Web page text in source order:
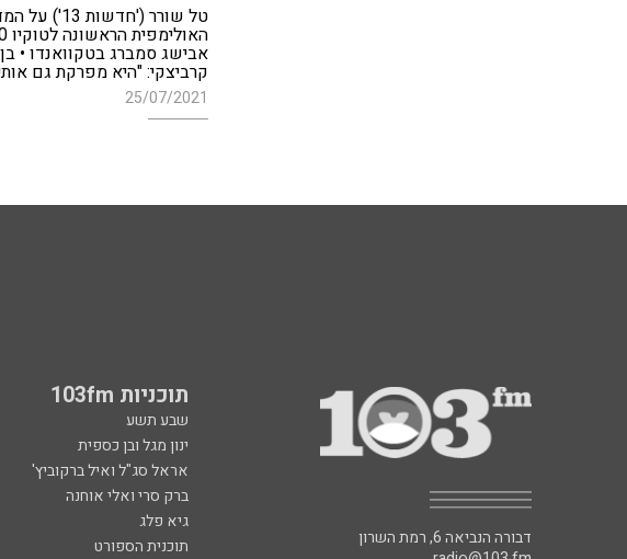
טל שורר ('חדשות
אבישג סמברג בטקוואנדו •
קרביצקי: "היא מפרקת גם
25/07/2021
תוכניות 103fm
שבע תשע
ינון מגל ובן כספית
אראל סג"ל ואיל ברקוביץ'
ברק סרי ואלי אוחנה
גיא פלג
תוכנית הספורט
דבורה הנביאה 6, רמת השרון